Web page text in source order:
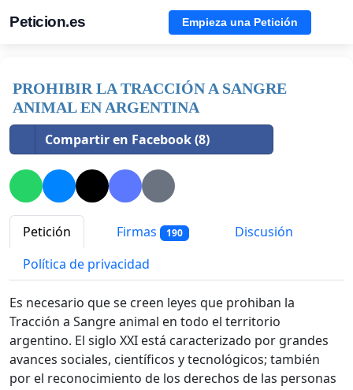
Peticion.es Empieza una Petición
PROHIBIR LA TRACCIÓN A SANGRE
ANIMAL EN ARGENTINA
Compartir en Facebook (8)
Petición Firmas 190
Discusión
Política de privacidad
Es necesario que se creen leyes que prohiban la
Tracción a Sangre animal en todo el territorio
argentino. El siglo XXI está caracterizado por grandes
avances sociales, científicos y tecnológicos; también
por el reconocimiento de los derechos de las personas